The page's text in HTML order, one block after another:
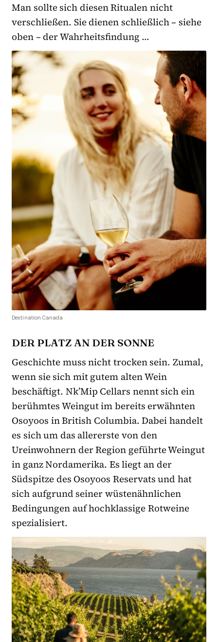
Man sollte sich diesen Ritualen nicht
verschließen. Sie dienen schließlich – siehe
oben – der Wahrheitsfindung …
Destination Canada
DER PLATZ AN DER SONNE
Geschichte muss nicht trocken sein. Zumal,
wenn sie sich mit gutem alten Wein
beschäftigt. Nk’Mip Cellars nennt sich ein
berühmtes Weingut im bereits erwähnten
Osoyoos in British Columbia. Dabei handelt
es sich um das allererste von den
Ureinwohnern der Region geführte Weingut
in ganz Nordamerika. Es liegt an der
Südspitze des Osoyoos Reservats und hat
sich aufgrund seiner wüstenähnlichen
Bedingungen auf hochklassige Rotweine
spezialisiert.